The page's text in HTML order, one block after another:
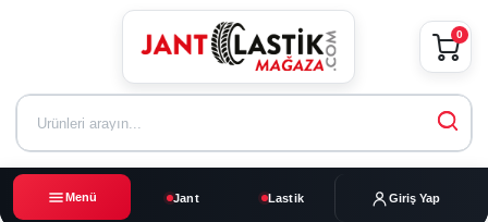
Menü Jant Lastik Giriş Yap
0